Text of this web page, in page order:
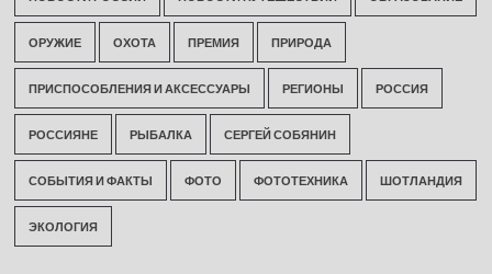
ОРУЖИЕ ОХОТА ПРЕМИЯ ПРИРОДА
ПРИСПОСОБЛЕНИЯ И АКСЕССУАРЫ РЕГИОНЫ РОССИЯ
РОССИЯНЕ РЫБАЛКА СЕРГЕЙ СОБЯНИН
СОБЫТИЯ И ФАКТЫ ФОТО ФОТОТЕХНИКА ШОТЛАНДИЯ
ЭКОЛОГИЯ